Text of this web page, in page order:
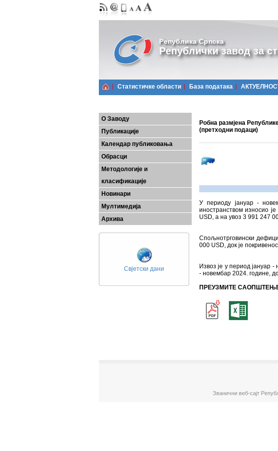
Република Српска
Републички завод за
Статистичке области Базa података
О Заводу
Публикације
Календар публиковања
Обрасци
Методологије и
класификације
Новинари
Мултимедија
Архива
Свјетски дани
Робна размјена
(претходни подаци)
У периоду јануар -
иностранством износио
USD, а на увоз 3 991 247
Спољнотрговински
000 USD, док је
Извоз је у период јануар
- новембар 2024. године,
ПРЕУЗМИТЕ
Званични веб-сајт